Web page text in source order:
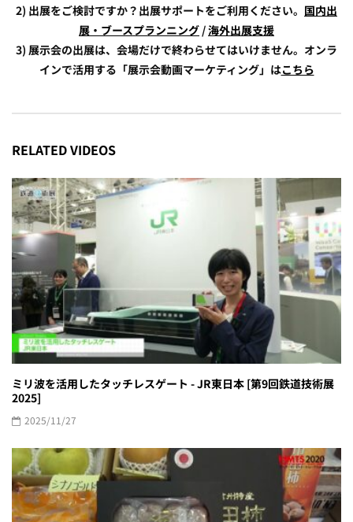
2) 出展をご検討ですか？出展サポートをご利用ください。 国内出
展・ブースプランニング /海外出展支援
3) 展示会の出展は、会場だけで終わらせてはいけません。オンラ
インで活用する「展示会動画マーケティング」はこちら
RELATED VIDEOS
ミリ波を活用したタッチレスゲート - JR東日本 [第9回鉄道技術展
2025]
2025/11/27